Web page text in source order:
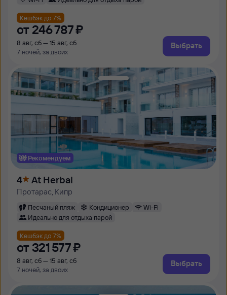
Кешбэк до 7%
от 246 ⁠787 ⁠₽
8 авг, сб — 15 авг, сб
7 ночей, за двоих
Выбрать
Рекомендуем
4 At Herbal
Протарас, Кипр
Песчаный пляж Кондиционер
Wi-Fi
Идеально для отдыха парой
Кешбэк до 7%
от 321 ⁠577 ⁠₽
8 авг, сб — 15 авг, сб
7 ночей, за двоих
Выбрать